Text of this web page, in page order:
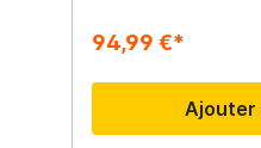
94,99 €*
Ajouter